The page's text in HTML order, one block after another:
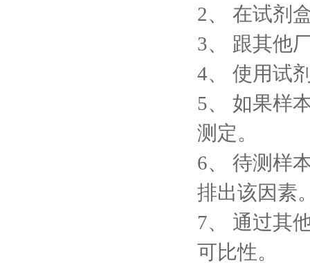
2、 在试剂
3、 跟其他
4、 使用试
5、 如果样
测定。
6、 待测样
排出该因素
7、 通过其
可比性。